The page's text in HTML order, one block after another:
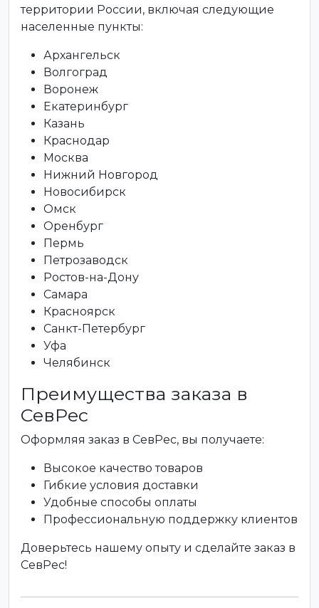
территории России, включая следующие
населенные пункты:
Архангельск
Волгоград
Воронеж
Екатеринбург
Казань
Краснодар
Москва
Нижний Новгород
Новосибирск
Омск
Оренбург
Пермь
Петрозаводск
Ростов-на-Дону
Самара
Красноярск
Санкт-Петербург
Уфа
Челябинск
Преимущества заказа в
СевРес
Оформляя заказ в СевРес, вы получаете:
Высокое качество товаров
Гибкие условия доставки
Удобные способы оплаты
Профессиональную поддержку клиентов
Доверьтесь нашему опыту и сделайте заказ в
СевРес!